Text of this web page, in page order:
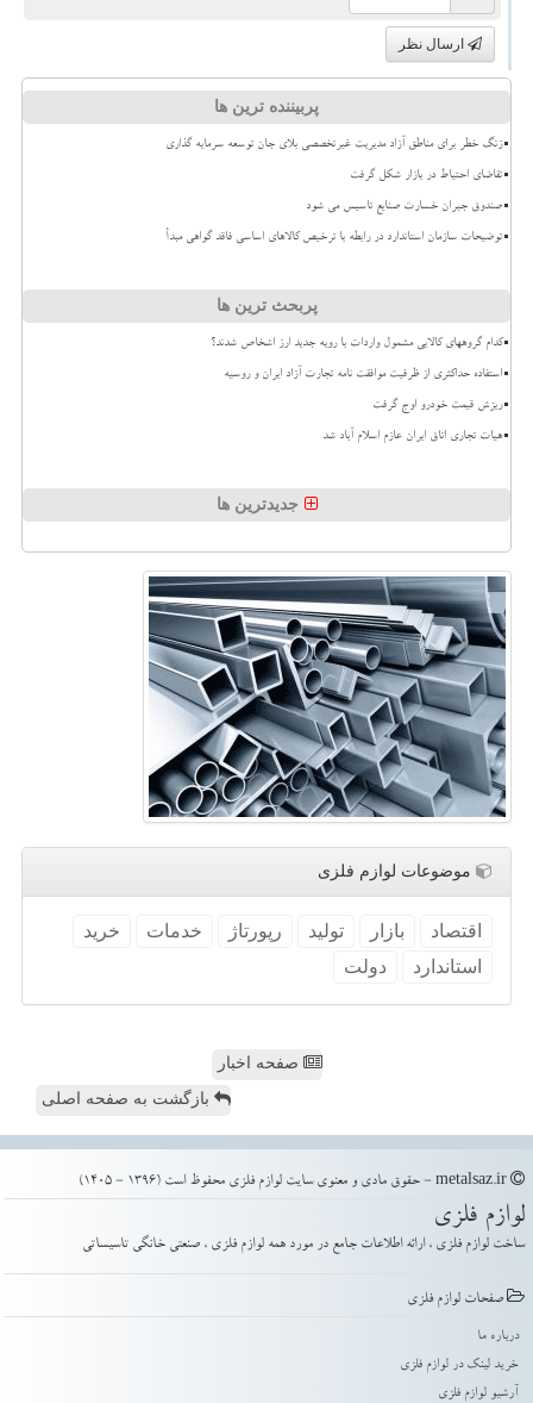
ارسال نظر
پربیننده ترین ها
زنگ خطر برای مناطق آزاد مدیریت غیرتخصصی بلای جان توسعه سرمایه گذاری
تقاضای احتیاط در بازار شکل گرفت
صندوق جبران خسارت صنایع تاسیس می شود
توضیحات سازمان استاندارد در رابطه با ترخیص کالاهای اساسی فاقد گواهی مبدأ
پربحث ترین ها
کدام گروههای کالایی مشمول واردات با رویه جدید ارز اشخاص شدند؟
استفاده حداکثری از ظرفیت موافقت نامه تجارت آزاد ایران و روسیه
ریزش قیمت خودرو اوج گرفت
هیات تجاری اتاق ایران عازم اسلام آباد شد
جدیدترین ها
موضوعات لوازم فلزی
اقتصاد بازار تولید رپورتاژ خدمات
خرید
استاندارد
دولت
صفحه اخبار
بازگشت به صفحه اصلی
لوازم فلزی
ساخت لوازم فلزی ، ارائه اطلاعات جامع در مورد همه لوازم فلزی ، صنعتی خانگی تاسیساتی
صفحات لوازم فلزی
درباره ما
خرید لینک در لوازم فلزی
آرشیو لوازم فلزی